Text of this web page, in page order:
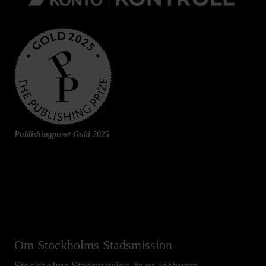
Publishingpriset Guld 2025
Om Stockholms Stadsmission